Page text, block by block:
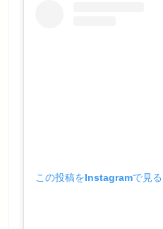
この投稿をInstagramで見る